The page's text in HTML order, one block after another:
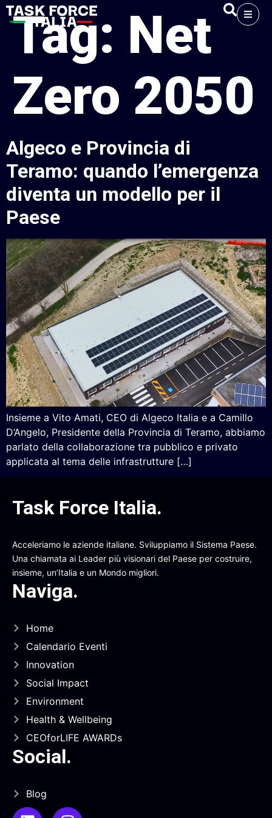
Tag: Net
Zero 2050
Algeco e Provincia di
Teramo: quando l’emergenza
diventa un modello per il
Paese
Insieme a Vito Amati, CEO di Algeco Italia e a Camillo
D’Angelo, Presidente della Provincia di Teramo, abbiamo
parlato della collaborazione tra pubblico e privato
applicata al tema delle infrastrutture […]
Task Force Italia.
Acceleriamo le aziende italiane. Sviluppiamo il Sistema Paese.
Una chiamata ai Leader più visionari del Paese per costruire,
insieme, un’Italia e un Mondo migliori.
Naviga.
Home
Calendario Eventi
Innovation
Social Impact
Environment
Health & Wellbeing
CEOforLIFE AWARDs
Social.
Blog